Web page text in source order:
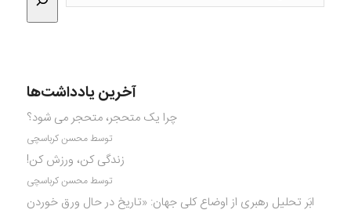
آخرین یادداشت‌ها
چرا یک متحجر، متحجر می شود؟
توسط محسن کرباسچی
زندگی کن، ورزش کن!
توسط محسن کرباسچی
ابَر تحلیل رهبری از اوضاع کلی جهان: «تاریخ در حال ورق خوردن